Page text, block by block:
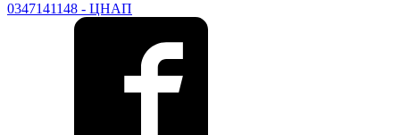
0347141148 - ЦНАП